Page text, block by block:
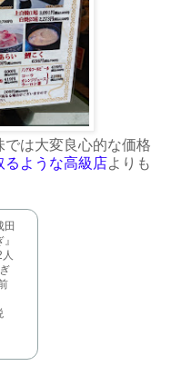
は大変良心的な価格
るような高級店よりも
田